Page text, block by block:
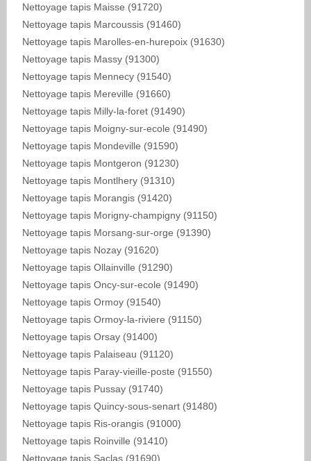
Nettoyage tapis Maisse (91720)
Nettoyage tapis Marcoussis (91460)
Nettoyage tapis Marolles-en-hurepoix (91630)
Nettoyage tapis Massy (91300)
Nettoyage tapis Mennecy (91540)
Nettoyage tapis Mereville (91660)
Nettoyage tapis Milly-la-foret (91490)
Nettoyage tapis Moigny-sur-ecole (91490)
Nettoyage tapis Mondeville (91590)
Nettoyage tapis Montgeron (91230)
Nettoyage tapis Montlhery (91310)
Nettoyage tapis Morangis (91420)
Nettoyage tapis Morigny-champigny (91150)
Nettoyage tapis Morsang-sur-orge (91390)
Nettoyage tapis Nozay (91620)
Nettoyage tapis Ollainville (91290)
Nettoyage tapis Oncy-sur-ecole (91490)
Nettoyage tapis Ormoy (91540)
Nettoyage tapis Ormoy-la-riviere (91150)
Nettoyage tapis Orsay (91400)
Nettoyage tapis Palaiseau (91120)
Nettoyage tapis Paray-vieille-poste (91550)
Nettoyage tapis Pussay (91740)
Nettoyage tapis Quincy-sous-senart (91480)
Nettoyage tapis Ris-orangis (91000)
Nettoyage tapis Roinville (91410)
Nettoyage tapis Saclas (91690)